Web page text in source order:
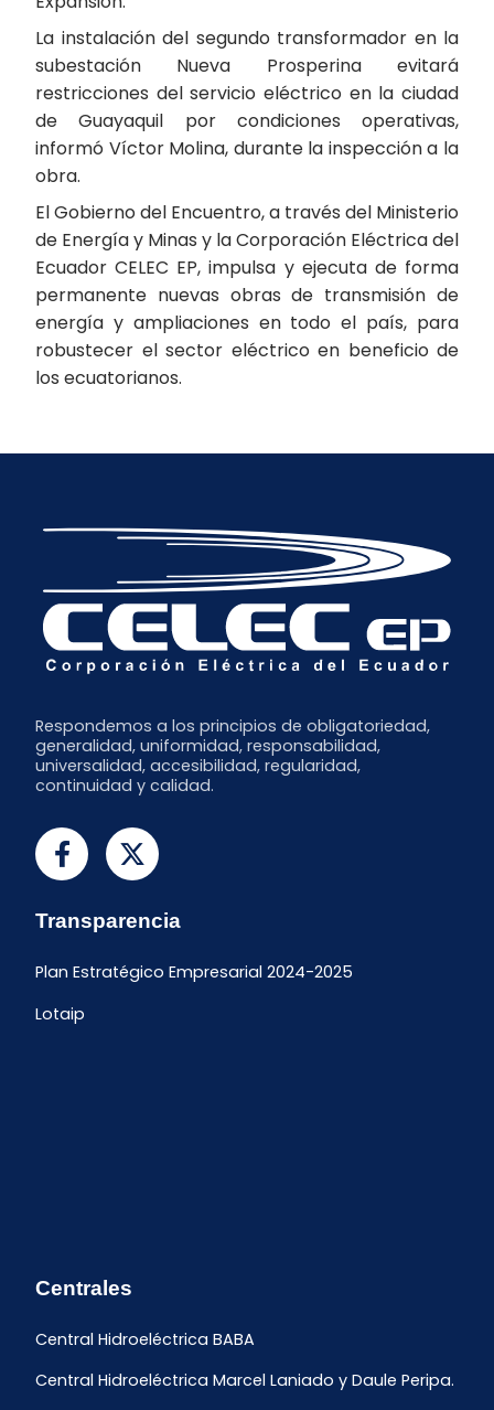
La instalación del segundo transformador en la
subestación Nueva Prosperina evitará
restricciones del servicio eléctrico en la ciudad
de Guayaquil por condiciones operativas,
informó Víctor Molina, durante la inspección a la
obra.
El Gobierno del Encuentro, a través del Ministerio
de Energía y Minas y la Corporación Eléctrica del
Ecuador CELEC EP, impulsa y ejecuta de forma
permanente nuevas obras de transmisión de
energía y ampliaciones en todo el país, para
robustecer el sector eléctrico en beneficio de
los ecuatorianos.
Respondemos a los principios de obligatoriedad,
generalidad, uniformidad, responsabilidad,
universalidad, accesibilidad, regularidad,
continuidad y calidad.
Transparencia
Plan Estratégico Empresarial 2024-2025
Lotaip
Centrales
Central Hidroeléctrica BABA
Central Hidroeléctrica Marcel Laniado y Daule Peripa.